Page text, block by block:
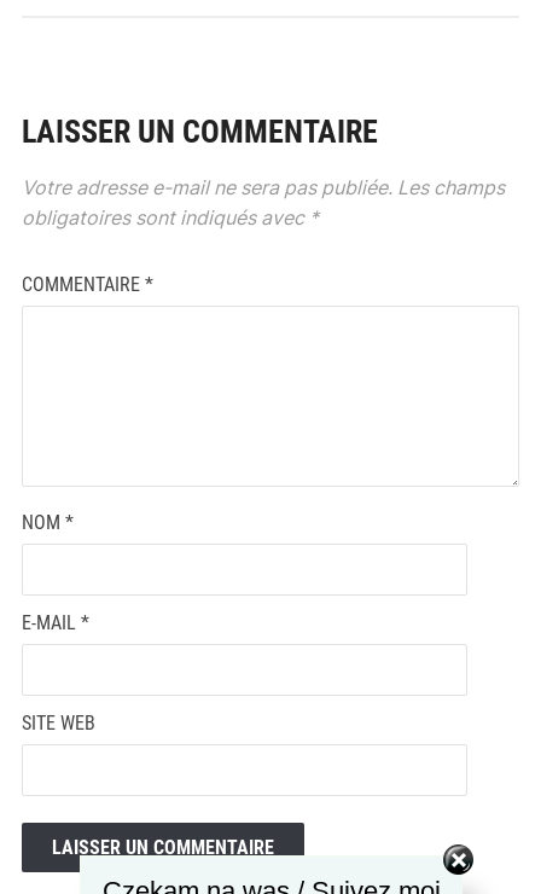
LAISSER UN COMMENTAIRE
Votre adresse e-mail ne sera pas publiée. Les champs
obligatoires sont indiqués avec *
COMMENTAIRE *
NOM *
E-MAIL *
SITE WEB